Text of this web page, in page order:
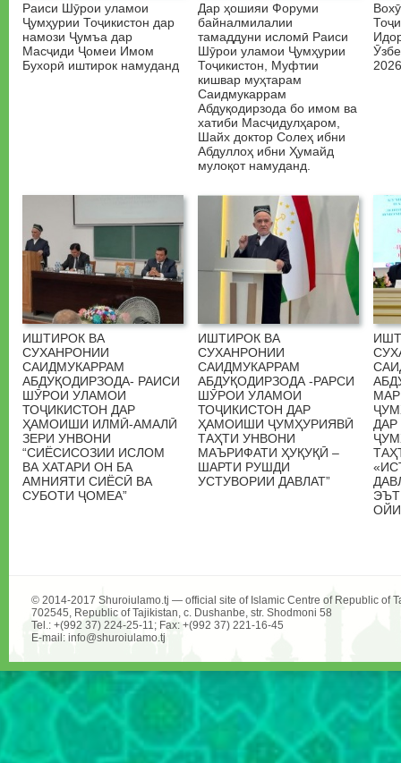
Раиси Шӯрои уламои
Ҷумҳурии Тоҷикистон дар
намози Ҷумъа дар
Масҷиди Ҷомеи Имом
Бухорӣ иштирок намуданд
Дар ҳошияи Форуми
байналмилалии
тамаддуни исломӣ Раиси
Шӯрои уламои Ҷумҳурии
Тоҷикистон, Муфтии
кишвар муҳтарам
Саидмукаррам
Абдуқодирзода бо имом ва
хатиби Масҷидулҳаром,
Шайх доктор Солеҳ ибни
Абдуллоҳ ибни Ҳумайд
мулоқот намуданд.
ИШТИРОК ВА
СУХАНРОНИИ
САИДМУКАРРАМ
АБДУҚОДИРЗОДА- РАИСИ
ШӮРОИ УЛАМОИ
ТОҶИКИСТОН ДАР
ҲАМОИШИ ИЛМӢ-АМАЛӢ
ЗЕРИ УНВОНИ
“СИЁСИСОЗИИ ИСЛОМ
ВА ХАТАРИ ОН БА
АМНИЯТИ СИЁСӢ ВА
СУБОТИ ҶОМЕА”
ИШТИРОК ВА
СУХАНРОНИИ
САИДМУКАРРАМ
АБДУҚОДИРЗОДА -РАРСИ
ШӮРОИ УЛАМОИ
ТОҶИКИСТОН ДАР
ҲАМОИШИ ҶУМҲУРИЯВӢ
ТАҲТИ УНВОНИ
МАЪРИФАТИ ҲУҚУҚӢ –
ШАРТИ РУШДИ
УСТУВОРИИ ДАВЛАТ”
© 2014-2017 Shuroiulamo.tj — official site of Islamic Centre of Republic of
702545, Republic of Tajikistan, c. Dushanbe, str. Shodmoni 58
Tel.: +(992 37) 224-25-11; Fax: +(992 37) 221-16-45
E-mail: info@shuroiulamo.tj